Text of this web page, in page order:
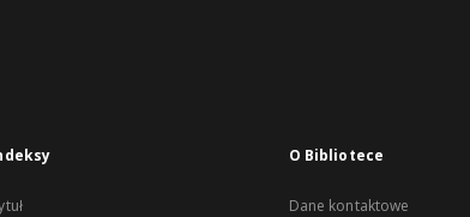
O Bibliotece
Dane kontaktowe